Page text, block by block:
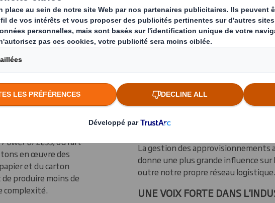
besoins des
qu'elles doivent
sur le marché
tout en
rentabilité.
leurs objectifs
of Less, ou l'art
en œuvre des
et du carton
produire moins de
complexité.
CONTRÔLE DE LA QUALITÉ
La gestion des approvisionnements
donne une plus grande influence
outre notre propre réseau logistique.
UNE VOIX FORTE DANS